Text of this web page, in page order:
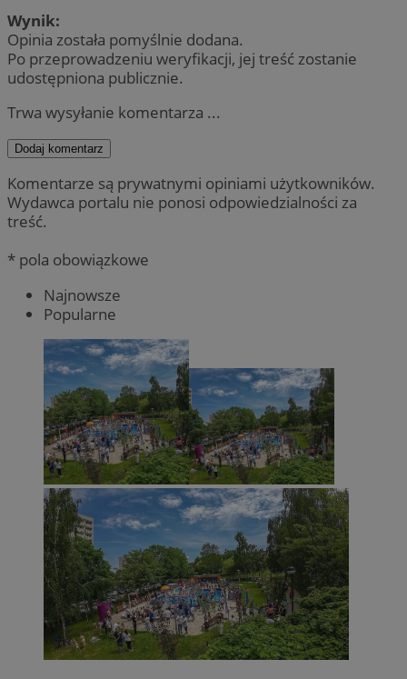
Wynik:
Opinia została pomyślnie dodana.
Po przeprowadzeniu weryfikacji, jej treść zostanie
udostępniona publicznie.
Trwa wysyłanie komentarza ...
Dodaj komentarz
Komentarze są prywatnymi opiniami użytkowników.
Wydawca portalu nie ponosi odpowiedzialności za
treść.
* pola obowiązkowe
Najnowsze
Popularne